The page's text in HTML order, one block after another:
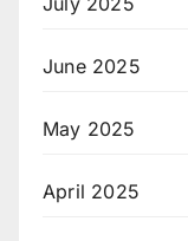
June 2025
May 2025
April 2025